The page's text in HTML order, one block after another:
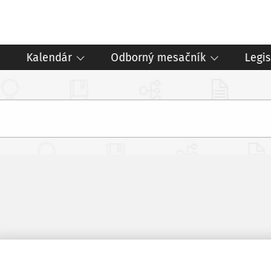
Kalendár Odborný mesačník